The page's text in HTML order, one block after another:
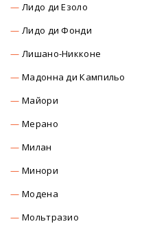
Лидо ди Езоло
Лидо ди Фонди
Лишано-Никконе
Мадонна ди Кампильо
Майори
Мерано
Милан
Минори
Модена
Мольтразио